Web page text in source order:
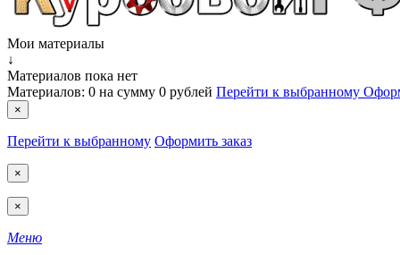
Мои материалы
↓
Материалов пока нет
Материалов: 0 на сумму 0 рублей Перейти к выбранному
×
Перейти к выбранному Оформить заказ
×
×
Меню